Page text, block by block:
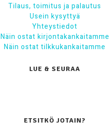
Tilaus, toimitus ja palautus
Usein kysyttyä
Yhteystiedot
Näin ostat kirjontakankaitamme
Näin ostat tilkkukankaitamme
LUE & SEURAA
ETSITKÖ JOTAIN?